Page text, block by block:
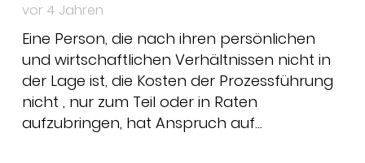
vor 4 Jahren
Eine Person, die nach ihren persönlichen
und wirtschaftlichen Verhältnissen nicht in
der Lage ist, die Kosten der Prozessführung
nicht , nur zum Teil oder in Raten
aufzubringen, hat Anspruch auf…